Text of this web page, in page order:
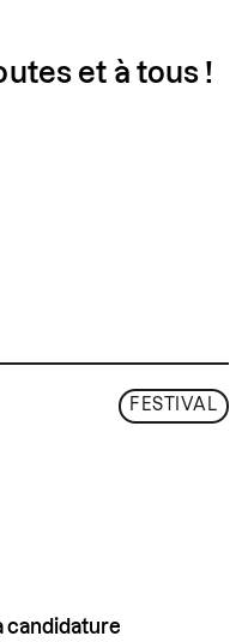
et à tous !
FESTIVAL
candidature